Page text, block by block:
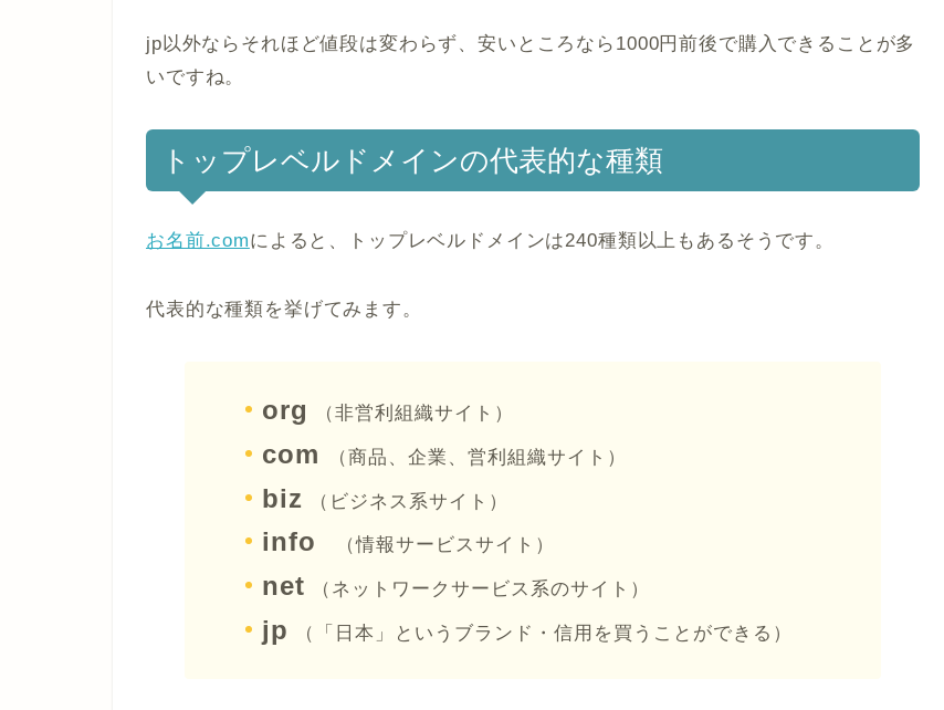
jp以外ならそれほど値段は変わらず、安いところなら1000円前後で購入できることが多
いですね。
トップレベルドメインの代表的な種類
お名前.comによると、トップレベルドメインは240種類以上もあるそうです。
代表的な種類を挙げてみます。
org （非営利組織サイト）
com （商品、企業、営利組織サイト）
biz （ビジネス系サイト）
info （情報サービスサイト）
net （ネットワークサービス系のサイト）
jp （「日本」というブランド・信用を買うことができる）